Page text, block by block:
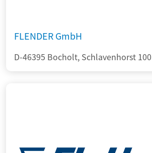
FLENDER GmbH
D-46395 Bocholt, Schlavenhorst 100